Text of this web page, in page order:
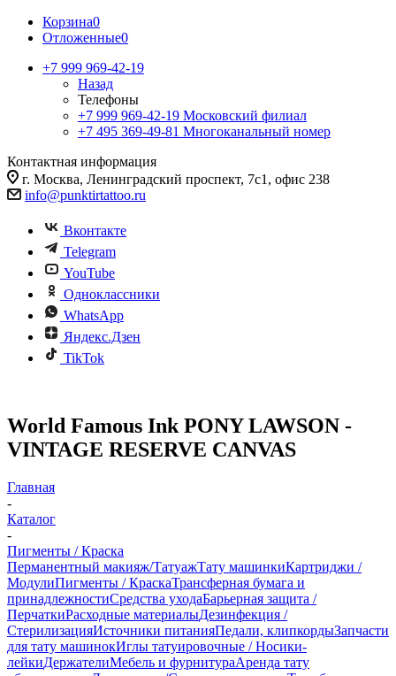
Корзина0
Отложенные0
+7 999 969-42-19
Назад
Телефоны
+7 999 969-42-19 Московский филиал
+7 495 369-49-81 Многоканальный номер
Контактная информация
г. Москва, Ленинградский проспект, 7с1, офис 238
info@punktirtattoo.ru
Вконтакте
Telegram
YouTube
Одноклассники
WhatsApp
Яндекс.Дзен
TikTok
World Famous Ink PONY LAWSON -
VINTAGE RESERVE CANVAS
Главная
-
Каталог
-
Пигменты / Краска
Перманентный макияж/ТатуажТату машинкиКартриджи /
МодулиПигменты / КраскаТрансферная бумага и
принадлежностиСредства уходаБарьерная защита /
ПерчаткиРасходные материалыДезинфекция /
СтерилизацияИсточники питанияПедали, клипкордыЗапчасти
для тату машинокИглы татуировочные / Носики-
лейкиДержателиМебель и фурнитураАренда тату